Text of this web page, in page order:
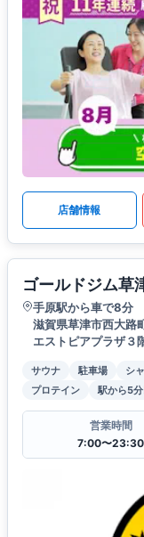
店舗情報
ゴールドジム草
手原駅から車で8分
滋賀県草津市西大路
エストピアプラザ３
サウナ 駐車場 シ
プロテイン
駅から5
営業時間
7:00〜23:30